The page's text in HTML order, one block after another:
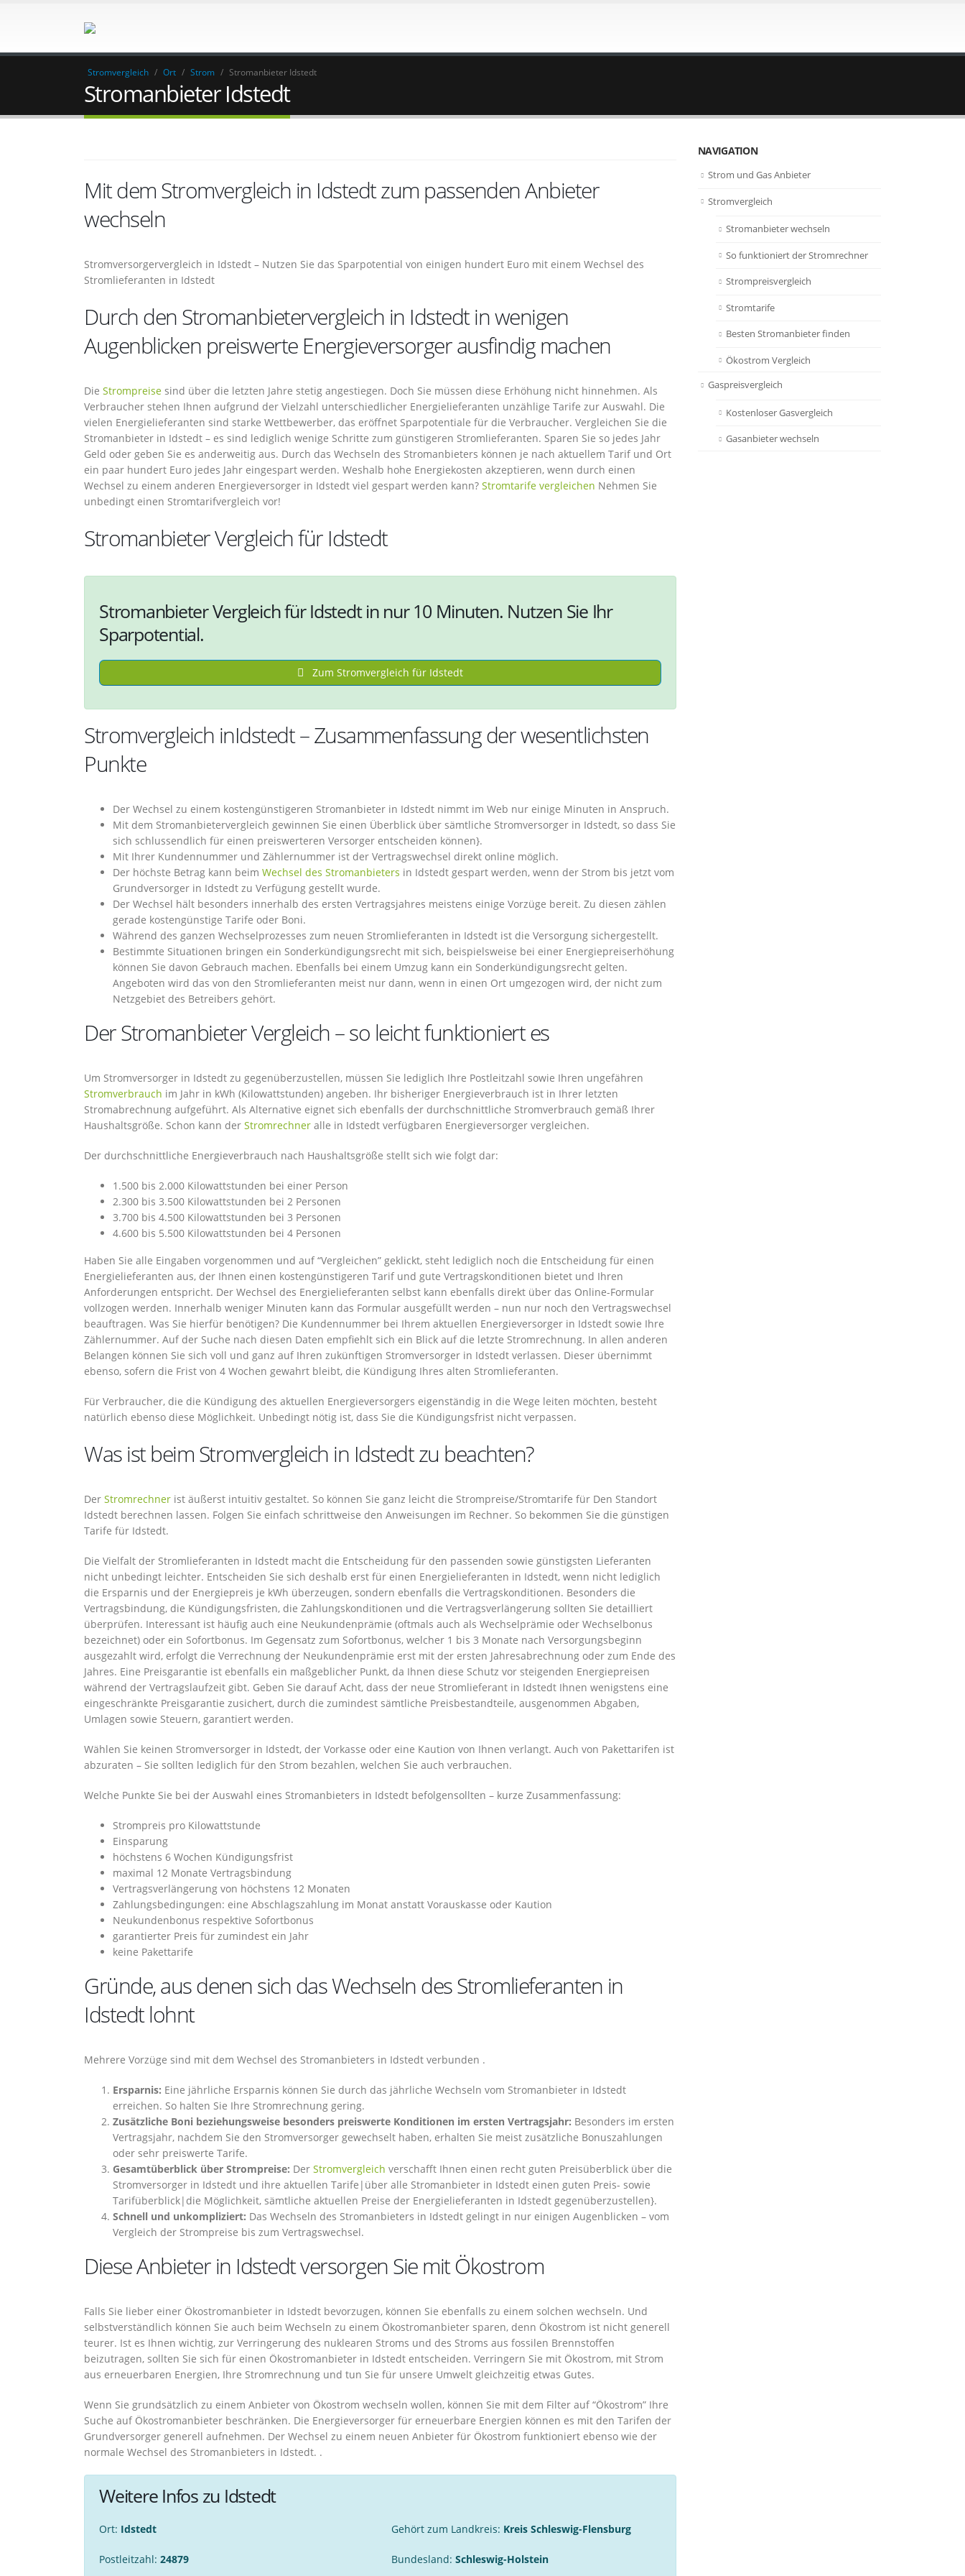
Stromvergleich / Ort / Strom / Stromanbieter Idstedt
Stromanbieter Idstedt
Mit dem Stromvergleich in Idstedt zum passenden Anbieter
wechseln
Stromversorgervergleich in Idstedt – Nutzen Sie das Sparpotential von einigen hundert Euro mit einem Wechsel des
Stromlieferanten in Idstedt
Durch den Stromanbietervergleich in Idstedt in wenigen
Augenblicken preiswerte Energieversorger ausfindig machen
Die Strompreise sind über die letzten Jahre stetig angestiegen. Doch Sie müssen diese Erhöhung nicht hinnehmen. Als
Verbraucher stehen Ihnen aufgrund der Vielzahl unterschiedlicher Energielieferanten unzählige Tarife zur Auswahl. Die
vielen Energielieferanten sind starke Wettbewerber, das eröffnet Sparpotentiale für die Verbraucher. Vergleichen Sie die
Stromanbieter in Idstedt – es sind lediglich wenige Schritte zum günstigeren Stromlieferanten. Sparen Sie so jedes Jahr
Geld oder geben Sie es anderweitig aus. Durch das Wechseln des Stromanbieters können je nach aktuellem Tarif und Ort
ein paar hundert Euro jedes Jahr eingespart werden. Weshalb hohe Energiekosten akzeptieren, wenn durch einen
Wechsel zu einem anderen Energieversorger in Idstedt viel gespart werden kann? Stromtarife vergleichen Nehmen Sie
unbedingt einen Stromtarifvergleich vor!
Stromanbieter Vergleich für Idstedt
Stromanbieter Vergleich für Idstedt in nur 10 Minuten. Nutzen Sie Ihr
Sparpotential.
Zum Stromvergleich für Idstedt
Stromvergleich inIdstedt – Zusammenfassung der wesentlichsten
Punkte
Der Wechsel zu einem kostengünstigeren Stromanbieter in Idstedt nimmt im Web nur einige Minuten in Anspruch.
Mit dem Stromanbietervergleich gewinnen Sie einen Überblick über sämtliche Stromversorger in Idstedt, so dass Sie
sich schlussendlich für einen preiswerteren Versorger entscheiden können}.
Mit Ihrer Kundennummer und Zählernummer ist der Vertragswechsel direkt online möglich.
Der höchste Betrag kann beim Wechsel des Stromanbieters in Idstedt gespart werden, wenn der Strom bis jetzt vom
Grundversorger in Idstedt zu Verfügung gestellt wurde.
Der Wechsel hält besonders innerhalb des ersten Vertragsjahres meistens einige Vorzüge bereit. Zu diesen zählen
gerade kostengünstige Tarife oder Boni.
Während des ganzen Wechselprozesses zum neuen Stromlieferanten in Idstedt ist die Versorgung sichergestellt.
Bestimmte Situationen bringen ein Sonderkündigungsrecht mit sich, beispielsweise bei einer Energiepreiserhöhung
können Sie davon Gebrauch machen. Ebenfalls bei einem Umzug kann ein Sonderkündigungsrecht gelten.
Angeboten wird das von den Stromlieferanten meist nur dann, wenn in einen Ort umgezogen wird, der nicht zum
Netzgebiet des Betreibers gehört.
Der Stromanbieter Vergleich – so leicht funktioniert es
Um Stromversorger in Idstedt zu gegenüberzustellen, müssen Sie lediglich Ihre Postleitzahl sowie Ihren ungefähren
Stromverbrauch im Jahr in kWh (Kilowattstunden) angeben. Ihr bisheriger Energieverbrauch ist in Ihrer letzten
Stromabrechnung aufgeführt. Als Alternative eignet sich ebenfalls der durchschnittliche Stromverbrauch gemäß Ihrer
Haushaltsgröße. Schon kann der Stromrechner alle in Idstedt verfügbaren Energieversorger vergleichen.
Der durchschnittliche Energieverbrauch nach Haushaltsgröße stellt sich wie folgt dar:
1.500 bis 2.000 Kilowattstunden bei einer Person
2.300 bis 3.500 Kilowattstunden bei 2 Personen
3.700 bis 4.500 Kilowattstunden bei 3 Personen
4.600 bis 5.500 Kilowattstunden bei 4 Personen
Haben Sie alle Eingaben vorgenommen und auf “Vergleichen” geklickt, steht lediglich noch die Entscheidung für einen
Energielieferanten aus, der Ihnen einen kostengünstigeren Tarif und gute Vertragskonditionen bietet und Ihren
Anforderungen entspricht. Der Wechsel des Energielieferanten selbst kann ebenfalls direkt über das Online-Formular
vollzogen werden. Innerhalb weniger Minuten kann das Formular ausgefüllt werden – nun nur noch den Vertragswechsel
beauftragen. Was Sie hierfür benötigen? Die Kundennummer bei Ihrem aktuellen Energieversorger in Idstedt sowie Ihre
Zählernummer. Auf der Suche nach diesen Daten empfiehlt sich ein Blick auf die letzte Stromrechnung. In allen anderen
Belangen können Sie sich voll und ganz auf Ihren zukünftigen Stromversorger in Idstedt verlassen. Dieser übernimmt
ebenso, sofern die Frist von 4 Wochen gewahrt bleibt, die Kündigung Ihres alten Stromlieferanten.
Für Verbraucher, die die Kündigung des aktuellen Energieversorgers eigenständig in die Wege leiten möchten, besteht
natürlich ebenso diese Möglichkeit. Unbedingt nötig ist, dass Sie die Kündigungsfrist nicht verpassen.
Was ist beim Stromvergleich in Idstedt zu beachten?
Der Stromrechner ist äußerst intuitiv gestaltet. So können Sie ganz leicht die Strompreise/Stromtarife für Den Standort
Idstedt berechnen lassen. Folgen Sie einfach schrittweise den Anweisungen im Rechner. So bekommen Sie die günstigen
Tarife für Idstedt.
Die Vielfalt der Stromlieferanten in Idstedt macht die Entscheidung für den passenden sowie günstigsten Lieferanten
nicht unbedingt leichter. Entscheiden Sie sich deshalb erst für einen Energielieferanten in Idstedt, wenn nicht lediglich
die Ersparnis und der Energiepreis je kWh überzeugen, sondern ebenfalls die Vertragskonditionen. Besonders die
Vertragsbindung, die Kündigungsfristen, die Zahlungskonditionen und die Vertragsverlängerung sollten Sie detailliert
überprüfen. Interessant ist häufig auch eine Neukundenprämie (oftmals auch als Wechselprämie oder Wechselbonus
bezeichnet) oder ein Sofortbonus. Im Gegensatz zum Sofortbonus, welcher 1 bis 3 Monate nach Versorgungsbeginn
ausgezahlt wird, erfolgt die Verrechnung der Neukundenprämie erst mit der ersten Jahresabrechnung oder zum Ende des
Jahres. Eine Preisgarantie ist ebenfalls ein maßgeblicher Punkt, da Ihnen diese Schutz vor steigenden Energiepreisen
während der Vertragslaufzeit gibt. Geben Sie darauf Acht, dass der neue Stromlieferant in Idstedt Ihnen wenigstens eine
eingeschränkte Preisgarantie zusichert, durch die zumindest sämtliche Preisbestandteile, ausgenommen Abgaben,
Umlagen sowie Steuern, garantiert werden.
Wählen Sie keinen Stromversorger in Idstedt, der Vorkasse oder eine Kaution von Ihnen verlangt. Auch von Pakettarifen ist
abzuraten – Sie sollten lediglich für den Strom bezahlen, welchen Sie auch verbrauchen.
Welche Punkte Sie bei der Auswahl eines Stromanbieters in Idstedt befolgensollten – kurze Zusammenfassung:
Strompreis pro Kilowattstunde
Einsparung
höchstens 6 Wochen Kündigungsfrist
maximal 12 Monate Vertragsbindung
Vertragsverlängerung von höchstens 12 Monaten
Zahlungsbedingungen: eine Abschlagszahlung im Monat anstatt Vorauskasse oder Kaution
Neukundenbonus respektive Sofortbonus
garantierter Preis für zumindest ein Jahr
keine Pakettarife
Gründe, aus denen sich das Wechseln des Stromlieferanten in
Idstedt lohnt
Mehrere Vorzüge sind mit dem Wechsel des Stromanbieters in Idstedt verbunden .
Ersparnis: Eine jährliche Ersparnis können Sie durch das jährliche Wechseln vom Stromanbieter in Idstedt
erreichen. So halten Sie Ihre Stromrechnung gering.
Zusätzliche Boni beziehungsweise besonders preiswerte Konditionen im ersten Vertragsjahr: Besonders im ersten
Vertragsjahr, nachdem Sie den Stromversorger gewechselt haben, erhalten Sie meist zusätzliche Bonuszahlungen
oder sehr preiswerte Tarife.
Gesamtüberblick über Strompreise: Der Stromvergleich verschafft Ihnen einen recht guten Preisüberblick über die
Stromversorger in Idstedt und ihre aktuellen Tarife|über alle Stromanbieter in Idstedt einen guten Preis- sowie
Tarifüberblick|die Möglichkeit, sämtliche aktuellen Preise der Energielieferanten in Idstedt gegenüberzustellen}.
Schnell und unkompliziert: Das Wechseln des Stromanbieters in Idstedt gelingt in nur einigen Augenblicken – vom
Vergleich der Strompreise bis zum Vertragswechsel.
Diese Anbieter in Idstedt versorgen Sie mit Ökostrom
Falls Sie lieber einer Ökostromanbieter in Idstedt bevorzugen, können Sie ebenfalls zu einem solchen wechseln. Und
selbstverständlich können Sie auch beim Wechseln zu einem Ökostromanbieter sparen, denn Ökostrom ist nicht generell
teurer. Ist es Ihnen wichtig, zur Verringerung des nuklearen Stroms und des Stroms aus fossilen Brennstoffen
beizutragen, sollten Sie sich für einen Ökostromanbieter in Idstedt entscheiden. Verringern Sie mit Ökostrom, mit Strom
aus erneuerbaren Energien, Ihre Stromrechnung und tun Sie für unsere Umwelt gleichzeitig etwas Gutes.
Wenn Sie grundsätzlich zu einem Anbieter von Ökostrom wechseln wollen, können Sie mit dem Filter auf “Ökostrom” Ihre
Suche auf Ökostromanbieter beschränken. Die Energieversorger für erneuerbare Energien können es mit den Tarifen der
Grundversorger generell aufnehmen. Der Wechsel zu einem neuen Anbieter für Ökostrom funktioniert ebenso wie der
normale Wechsel des Stromanbieters in Idstedt. .
Weitere Infos zu Idstedt
Ort: Idstedt
Postleitzahl: 24879
Gehört zum Landkreis: Kreis Schleswig-Flensburg
Bundesland: Schleswig-Holstein
NAVIGATION
Strom und Gas Anbieter
Stromvergleich
Stromanbieter wechseln
So funktioniert der Stromrechner
Strompreisvergleich
Stromtarife
Besten Stromanbieter finden
Ökostrom Vergleich
Gaspreisvergleich
Kostenloser Gasvergleich
Gasanbieter wechseln